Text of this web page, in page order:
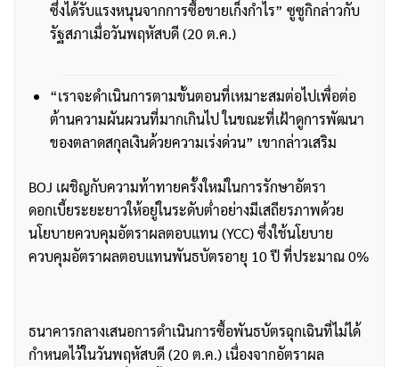
ซึ่งได้รับแรงหนุนจากการซื้อขายเก็งกำไร” ซูซูกิกล่าวกับ
รัฐสภาเมื่อวันพฤหัสบดี (20 ต.ค.)
“เราจะดำเนินการตามขั้นตอนที่เหมาะสมต่อไปเพื่อต่อ
ต้านความผันผวนที่มากเกินไป ในขณะที่เฝ้าดูการพัฒนา
ของตลาดสกุลเงินด้วยความเร่งด่วน” เขากล่าวเสริม
BOJ เผชิญกับความท้าทายครั้งใหม่ในการรักษาอัตรา
ดอกเบี้ยระยะยาวให้อยู่ในระดับต่ำอย่างมีเสถียรภาพด้วย
นโยบายควบคุมอัตราผลตอบแทน (YCC) ซึ่งใช้นโยบาย
ควบคุมอัตราผลตอบแทนพันธบัตรอายุ 10 ปี ที่ประมาณ 0%
ธนาคารกลางเสนอการดำเนินการซื้อพันธบัตรฉุกเฉินที่ไม่ได้
กำหนดไว้ในวันพฤหัสบดี (20 ต.ค.) เนื่องจากอัตราผล